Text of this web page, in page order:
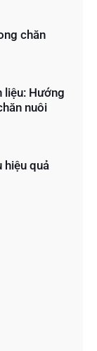
chăn
liệu: Hướng
nuôi
hiệu quả